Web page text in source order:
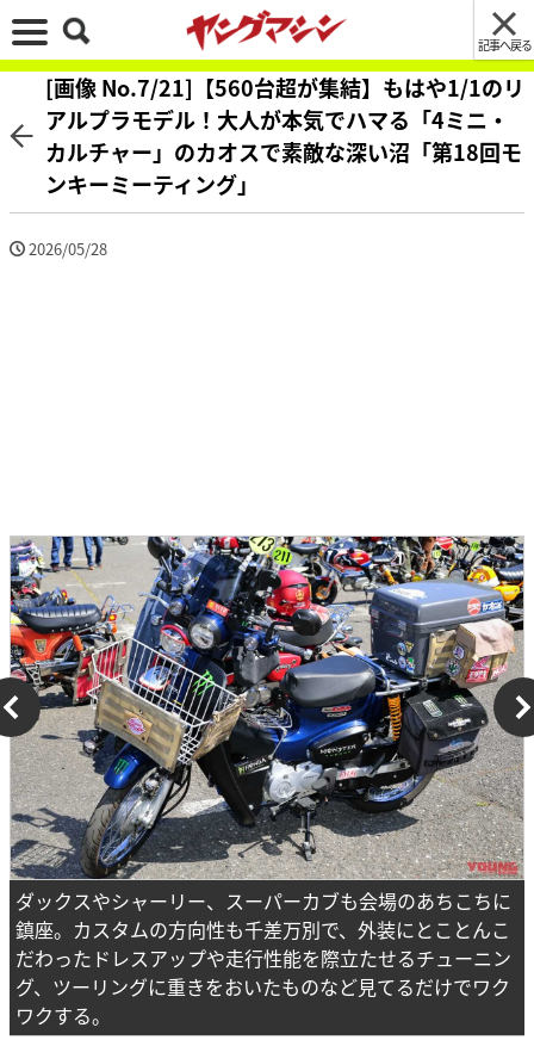
記事へ戻る
[画像 No.7/21]【560台超が集結】もはや1/1のリ
アルプラモデル！大人が本気でハマる「4ミニ・
カルチャー」のカオスで素敵な深い沼「第18回モ
ンキーミーティング」
2026/05/28
ダックスやシャーリー、スーパーカブも会場のあちこちに
鎮座。カスタムの方向性も千差万別で、外装にとことんこ
だわったドレスアップや走行性能を際立たせるチューニン
グ、ツーリングに重きをおいたものなど見てるだけでワク
ワクする。